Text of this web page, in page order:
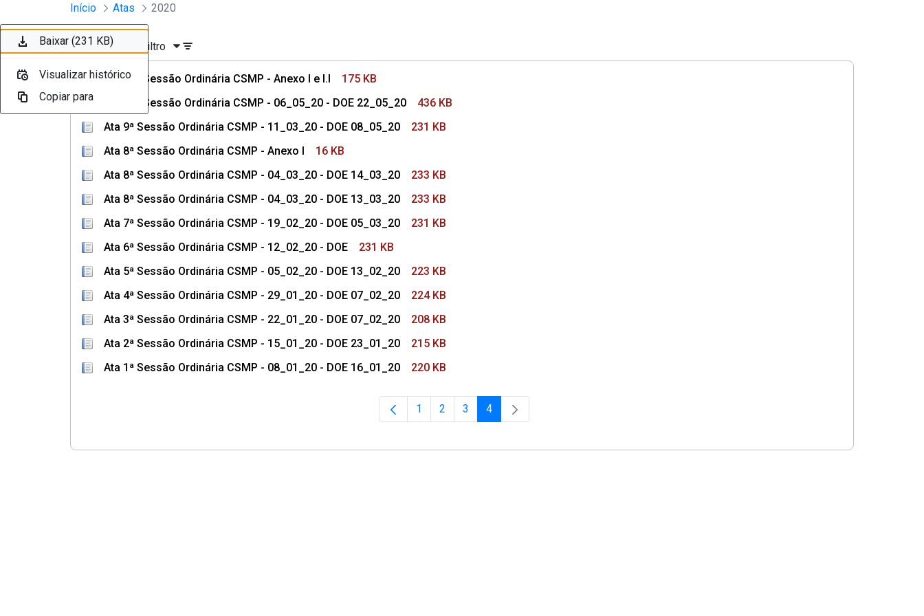
Pular para o Conteúdo principal
Sessões e Reuniões - Documentos Conselho Superior
Início Atas 2020
Ordenar Filtro
Ata 10ª Sessão Ordinária CSMP - Anexo I e I.I
175 KB
Ata 10ª Sessão Ordinária CSMP - 06_05_20 - DOE 22_05_20
436 KB
Ata 9ª Sessão Ordinária CSMP - 11_03_20 - DOE 08_05_20
231 KB
Ata 8ª Sessão Ordinária CSMP - Anexo I
16 KB
Ata 8ª Sessão Ordinária CSMP - 04_03_20 - DOE 14_03_20
233 KB
Ata 8ª Sessão Ordinária CSMP - 04_03_20 - DOE 13_03_20
233 KB
Ata 7ª Sessão Ordinária CSMP - 19_02_20 - DOE 05_03_20
231 KB
Ata 6ª Sessão Ordinária CSMP - 12_02_20 - DOE
231 KB
Ata 5ª Sessão Ordinária CSMP - 05_02_20 - DOE 13_02_20
223 KB
Ata 4ª Sessão Ordinária CSMP - 29_01_20 - DOE 07_02_20
224 KB
Ata 3ª Sessão Ordinária CSMP - 22_01_20 - DOE 07_02_20
208 KB
Ata 2ª Sessão Ordinária CSMP - 15_01_20 - DOE 23_01_20
215 KB
Ata 1ª Sessão Ordinária CSMP - 08_01_20 - DOE 16_01_20
220 KB
Página
1 Página
2 Página
3 Página
4
Baixar (175 KB)
Visualizar histórico
Copiar para
Baixar (436 KB)
Visualizar histórico
Copiar para
Baixar (231 KB)
Visualizar histórico
Copiar para
Baixar (16 KB)
Visualizar histórico
Copiar para
Baixar (233 KB)
Visualizar histórico
Copiar para
Baixar (233 KB)
Visualizar histórico
Copiar para
Baixar (231 KB)
Visualizar histórico
Copiar para